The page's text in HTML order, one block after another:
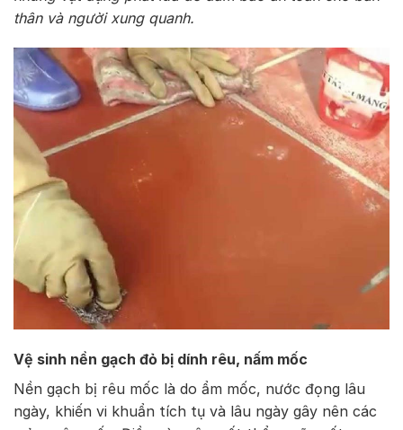
thân và người xung quanh.
Vệ sinh nền gạch đỏ bị dính rêu, nấm mốc
Nền gạch bị rêu mốc là do ẩm mốc, nước đọng lâu
ngày, khiến vi khuẩn tích tụ và lâu ngày gây nên các